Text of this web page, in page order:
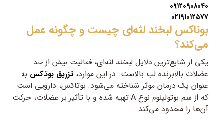
۰۹۱۲۰۹۰۸۰۴۰
۰۲۱۹۱۰۱۲۵۷۷
بوتاکس لبخند لثه‌ای چیست و چگونه عمل
می‌کند؟
یکی از شایع‌ترین دلایل لبخند لثه‌ای، فعالیت بیش از حد
عضلات بالابرنده لب بالاست. در این موارد،تزریق بوتاکس به
عنوان یک درمان موثر شناخته می‌شود. بوتاکس، دارویی است
که از سم بوتولینوم نوع A تهیه شده و با تأثیر بر عضلات، حرکت
آن‌ها را محدود می‌کند.